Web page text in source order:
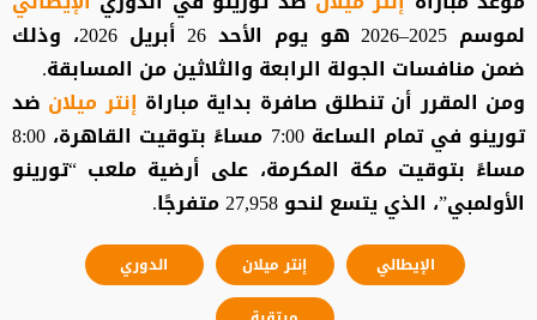
لموسم 2025–2026 هو يوم الأحد 26 أبريل 2026، وذلك
ضمن منافسات الجولة الرابعة والثلاثين من المسابقة.
ومن المقرر أن تنطلق صافرة بداية مباراة إنتر ميلان ضد
تورينو في تمام الساعة 7:00 مساءً بتوقيت القاهرة، 8:00
مساءً بتوقيت مكة المكرمة، على أرضية ملعب “تورينو
الأولمبي”، الذي يتسع لنحو 27,958 متفرجًا.
الإيطالي إنتر ميلان
الدوري